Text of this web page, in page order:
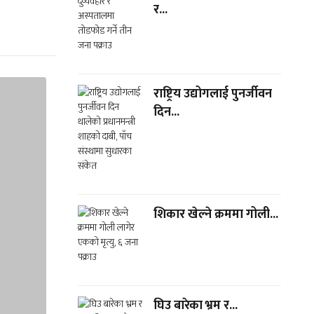
र...
राष्ट्रिय उद्योगलाई पुनर्जीवन
दिन...
शिकार खेल्ने क्रममा गोली...
घिउ बारेका भ्रम र...